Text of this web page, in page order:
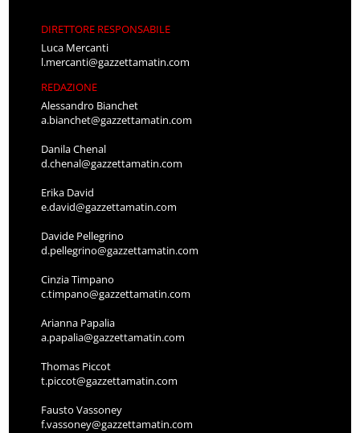
DIRETTORE RESPONSABILE
Luca Mercanti
l.mercanti@gazzettamatin.com
REDAZIONE
Alessandro Bianchet
a.bianchet@gazzettamatin.com
Danila Chenal
d.chenal@gazzettamatin.com
Erika David
e.david@gazzettamatin.com
Davide Pellegrino
d.pellegrino@gazzettamatin.com
Cinzia Timpano
c.timpano@gazzettamatin.com
Arianna Papalia
a.papalia@gazzettamatin.com
Thomas Piccot
t.piccot@gazzettamatin.com
Fausto Vassoney
f.vassoney@gazzettamatin.com